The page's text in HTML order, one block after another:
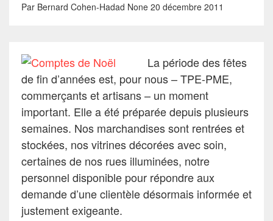
Par Bernard Cohen-Hadad None 20 décembre 2011
La période des fêtes
de fin d’années est, pour nous – TPE-PME,
commerçants et artisans – un moment
important. Elle a été préparée depuis plusieurs
semaines. Nos marchandises sont rentrées et
stockées, nos vitrines décorées avec soin,
certaines de nos rues illuminées, notre
personnel disponible pour répondre aux
demande d’une clientèle désormais informée et
justement exigeante.